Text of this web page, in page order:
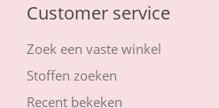
Customer service
Zoek een vaste winkel
Stoffen zoeken
Recent bekeken